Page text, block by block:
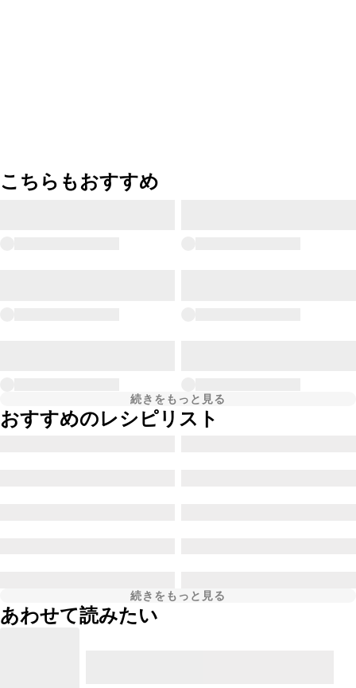
こちらもおすすめ
続きをもっと見る
おすすめのレシピリスト
続きをもっと見る
あわせて読みたい